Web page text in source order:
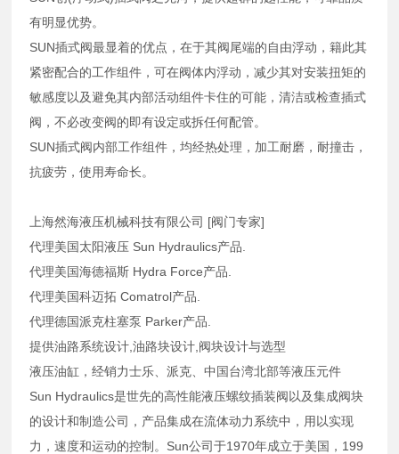
有明显优势。
SUN插式阀最显着的优点，在于其阀尾端的自由浮动，籍此其
紧密配合的工作组件，可在阀体内浮动，减少其对安装扭矩的
敏感度以及避免其内部活动组件卡住的可能，清洁或检查插式
阀，不必改变阀的即有设定或拆任何配管。
SUN插式阀内部工作组件，均经热处理，加工耐磨，耐撞击，
抗疲劳，使用寿命长。
上海然海液压机械科技有限公司 [阀门专家]
代理美国太阳液压 Sun Hydraulics产品.
代理美国海德福斯 Hydra Force产品.
代理美国科迈拓 Comatrol产品.
代理德国派克柱塞泵 Parker产品.
提供油路系统设计,油路块设计,阀块设计与选型
液压油缸，经销力士乐、派克、中国台湾北部等液压元件
Sun Hydraulics是世先的高性能液压螺纹插装阀以及集成阀块
的设计和制造公司，产品集成在流体动力系统中，用以实现
力，速度和运动的控制。Sun公司于1970年成立于美国，199